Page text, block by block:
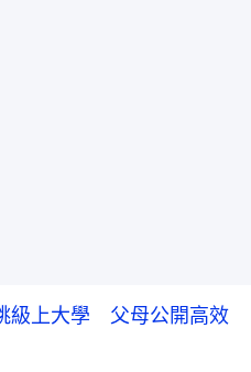
級上大學 父母公開高效